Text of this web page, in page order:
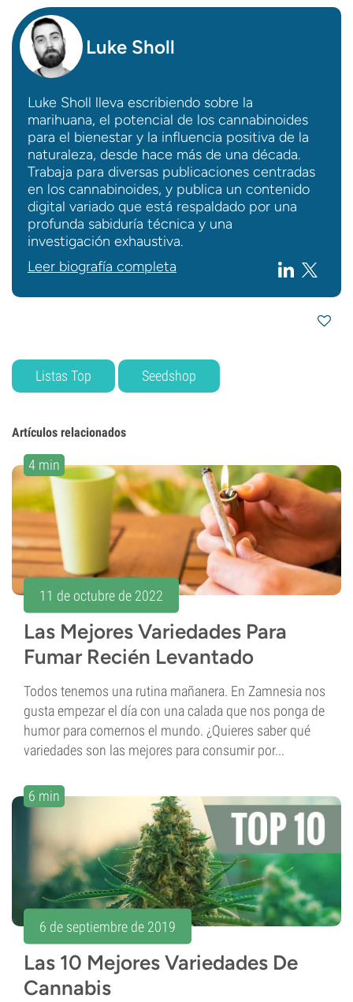
Luke Sholl
Luke Sholl lleva escribiendo sobre la
marihuana, el potencial de los cannabinoides
para el bienestar y la influencia positiva de la
naturaleza, desde hace más de una década.
Trabaja para diversas publicaciones centradas
en los cannabinoides, y publica un contenido
digital variado que está respaldado por una
profunda sabiduría técnica y una
investigación exhaustiva.
Leer biografía completa
Listas Top Seedshop
Artículos relacionados
4 min
11 de octubre de 2022
Las Mejores Variedades Para
Fumar Recién Levantado
Todos tenemos una rutina mañanera. En Zamnesia nos
gusta empezar el día con una calada que nos ponga de
humor para comernos el mundo. ¿Quieres saber qué
variedades son las mejores para consumir por...
6 min
6 de septiembre de 2019
Las 10 Mejores Variedades De
Cannabis